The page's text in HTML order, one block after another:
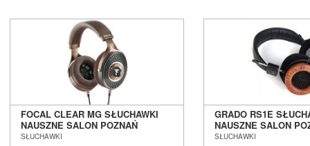
FOCAL CLEAR MG SŁUCHAWKI
NAUSZNE SALON POZNAŃ
WROCŁAW --- DOSTĘPNE OD RĘKI
SŁUCHAWKI
GRADO RS1E
NAUSZNE SALON
WROCŁAW
SŁUCHAWKI